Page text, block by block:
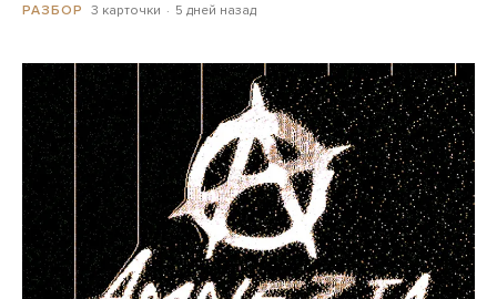
РАЗБОР 3 карточки 5 дней назад